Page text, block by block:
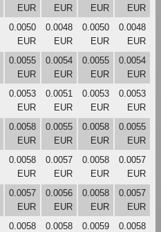
EUR
EUR
EUR
EUR
0.0050
EUR
0.0048
EUR
0.0050
EUR
0.0048
EUR
0.0055
EUR
0.0054
EUR
0.0055
EUR
0.0054
EUR
0.0053
EUR
0.0051
EUR
0.0053
EUR
0.0053
EUR
0.0058
EUR
0.0055
EUR
0.0058
EUR
0.0055
EUR
0.0058
EUR
0.0057
EUR
0.0058
EUR
0.0057
EUR
0.0057
EUR
0.0056
EUR
0.0058
EUR
0.0057
EUR
0.0058
0.0058
0.0059
0.0058